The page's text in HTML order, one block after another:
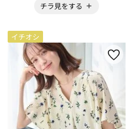
チラ見をする
イチオシ